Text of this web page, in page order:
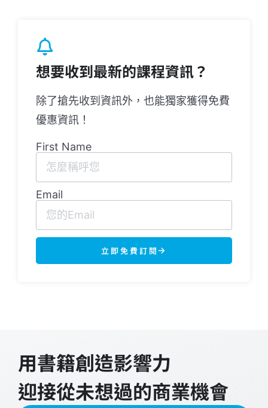
想要收到最新的課程資訊？
除了搶先收到資訊外，也能獨家獲得免費
優惠資訊！
First Name
Email
立即免費訂閱
用書籍創造影響力
迎接從未想過的商業機會